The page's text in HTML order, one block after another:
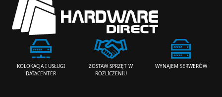
KOLOKACJA I USŁUGI
DATACENTER
ZOSTAW SPRZĘT W
ROZLICZENIU
WYNAJEM SERWERÓW